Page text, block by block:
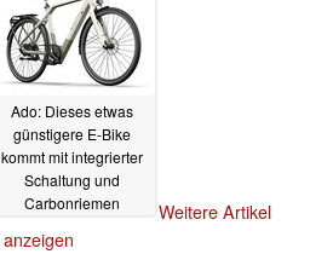
Ado: Dieses etwas
günstigere E-Bike
kommt mit integrierter
Schaltung und
Carbonriemen
Weitere Artikel
anzeigen